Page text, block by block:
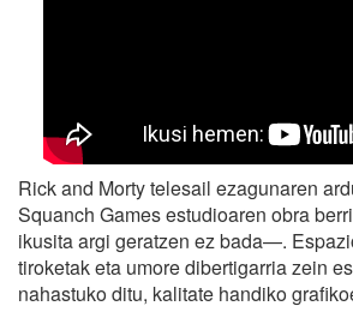
Rick and Morty telesail ezagunaren
Squanch Games estudioaren obra
ikusita argi geratzen ez bada—.
tiroketak eta umore dibertigarria zein
nahastuko ditu, kalitate handiko